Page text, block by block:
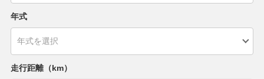
年式
走行距離（km）